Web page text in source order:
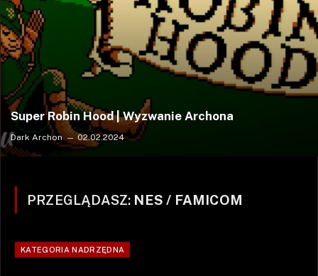
Super Robin Hood | Wyzwanie Archona
Dark Archon 02.02.2024
PRZEGLĄDASZ: NES / FAMICOM
KATEGORIA NADRZĘDNA